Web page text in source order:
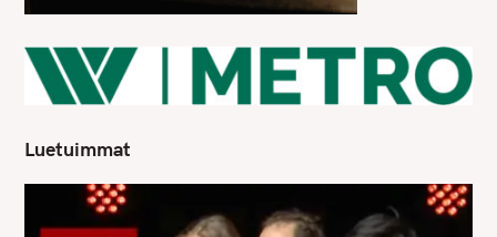
Luetuimmat